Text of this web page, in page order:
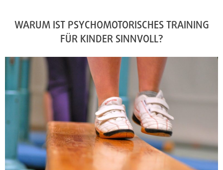
WARUM IST PSYCHOMOTORISCHES TRAINING
FÜR KINDER SINNVOLL?